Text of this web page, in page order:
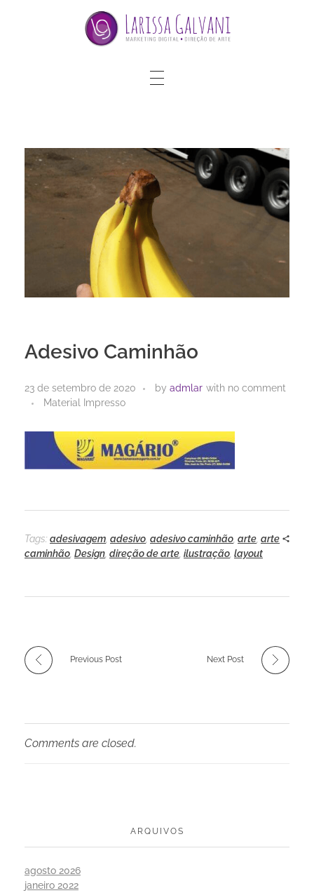
Adesivo Caminhão
23 de setembro de 2020 by admlar with no comment
Material Impresso
Tags: adesivagem, adesivo, adesivo caminhão, arte, arte
caminhão, Design, direção de arte, ilustração, layout
Previous Post Next Post
Comments are closed.
ARQUIVOS
agosto 2026
janeiro 2022